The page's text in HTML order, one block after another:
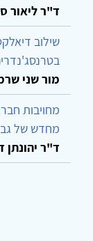
ד"ר יעקב
מאגו לאקו:
בעיות
ד"ר ליאור
שילוב
מור שני
ד"ר